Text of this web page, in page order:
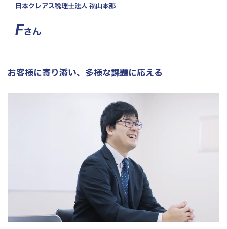
拠点情報
東京本社
東京中野本部
高崎本部
富山本部
お知らせ
募集要項
中途採用向け
新卒・中途 エントリー
日本クレアス税理士法人 福山本部
Fさん
お客様に寄り添い、多様な課題に応える